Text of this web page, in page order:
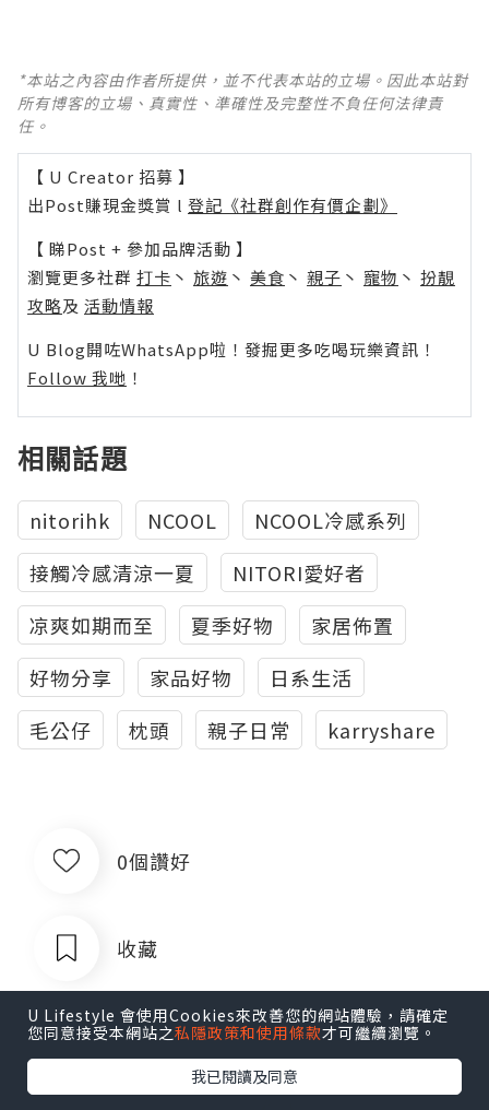
*本站之內容由作者所提供，並不代表本站的立場。因此本站對
所有博客的立場、真實性、準確性及完整性不負任何法律責
任。
【 U Creator 招募 】
出Post賺現金獎賞 l 登記《社群創作有價企劃》
【 睇Post + 參加品牌活動 】
瀏覽更多社群 打卡 丶 旅遊 丶 美食 丶 親子 丶 寵物 丶 扮靚
攻略及 活動情報
U Blog開咗WhatsApp啦！發掘更多吃喝玩樂資訊！
Follow 我哋 ！
相關話題
nitorihk NCOOL
NCOOL冷感系列
接觸冷感清涼一夏
NITORI愛好者
凉爽如期而至
夏季好物
家居佈置
好物分享
家品好物
日系生活
毛公仔
枕頭 親子日常 karryshare
0個讚好
收藏
U Lifestyle 會使用Cookies來改善您的網站體驗，請確定
您同意接受本網站之私隱政策和使用條款才可繼續瀏覽。
我已閱讀及同意